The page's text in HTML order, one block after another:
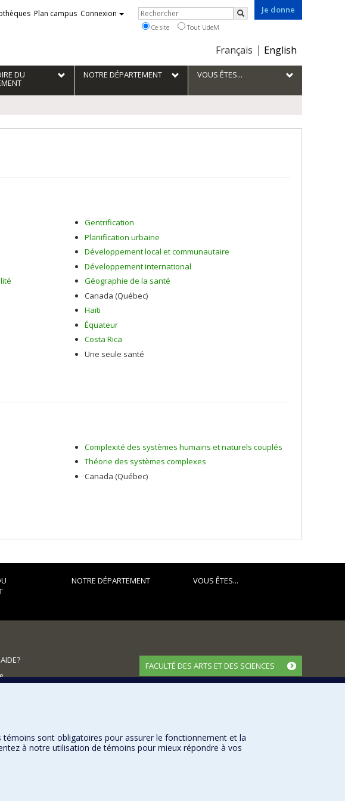
Je donne
Choix
la
langue
Français English
Plan campus Connexion Rechercher
Rechercher
Ce site Tout UdeM
DU NOTRE DÉPARTEMENT VOUS ÊTES...
Gentrification
Planification urbaine
Développement local et communautaire
Développement international
Géographie de la santé
Canada (Québec)
Haïti
Équateur
Costa Rica
Une seule santé
Complexité des systèmes humains et naturels couplés
Théorie des systèmes complexes
Canada (Québec)
NOTRE DÉPARTEMENT VOUS ÊTES...
FACULTÉ DES ARTS ET DES SCIENCES
témoins sont obligatoires pour assurer le fonctionnement et la
à notre utilisation de témoins pour mieux répondre à vos